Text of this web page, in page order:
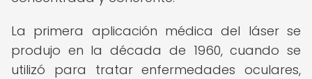
La primera aplicación médica del láser se
produjo en la década de 1960, cuando se
utilizó para tratar enfermedades oculares,